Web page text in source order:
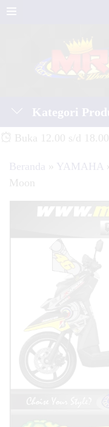
Kategori
Buka 12.00 s/d
Beranda » YAMAHA
Moon